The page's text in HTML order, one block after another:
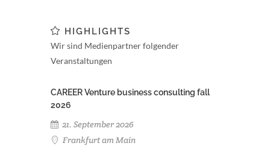
HIGHLIGHTS
Wir sind Medienpartner folgender
Veranstaltungen
CAREER Venture business consulting fall
2026
21. September 2026
Frankfurt am Main